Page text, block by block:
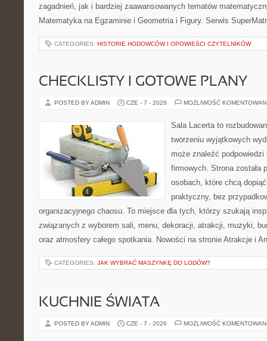
zagadnień, jak i bardziej zaawansowanych tematów
Matematyka na Egzaminie i Geometria i Figury. Serwis
CATEGORIES: HISTORIE HODOWCÓW I OPOWIEŚCI CZYTELNIKÓW
CHECKLISTY I GOTOWE PLANY
POSTED BY ADMIN CZE - 7 - 2026 MOŻLIWOŚĆ
Sala Lacerta to
tworzeniu wyjątkowych
może znaleźć
firmowych. Strona została
osobach, które chcą
praktyczny, bez
organizacyjnego chaosu. To miejsce dla tych, którzy szukają
związanych z wyborem sali, menu, dekoracji, atrakcji, muzyki,
oraz atmosfery całego spotkania. Nowości na stronie Atrakcje i
CATEGORIES: JAK WYBRAĆ MASZYNKĘ DO LODÓW?
KUCHNIE ŚWIATA
POSTED BY ADMIN CZE - 7 - 2026 MOŻLIWOŚĆ